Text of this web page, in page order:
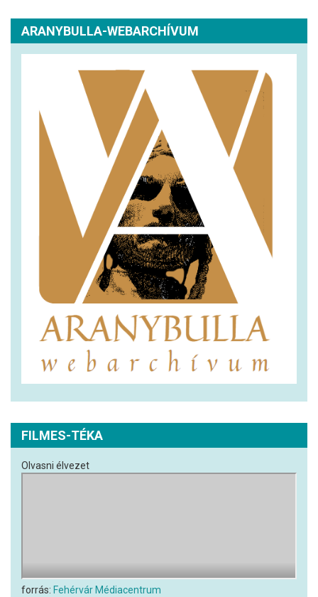
ARANYBULLA-WEBARCHÍVUM
FILMES-TÉKA
Olvasni élvezet
forrás: Fehérvár Médiacentrum